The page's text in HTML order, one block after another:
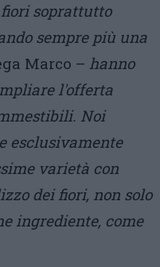
soprattutto
sempre più una
Marco – hanno
l'offerta
Noi
esclusivamente
varietà con
dei fiori, non solo
ingrediente, come